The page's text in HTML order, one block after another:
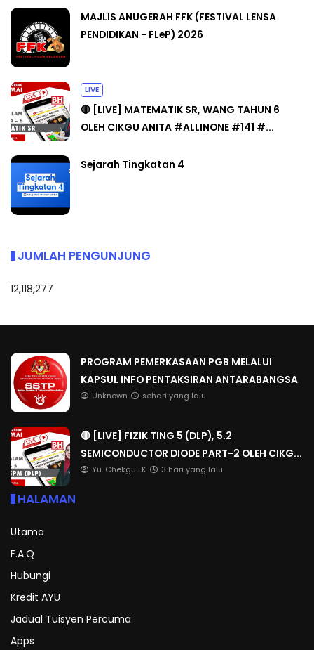
MAJLIS ANUGERAH FFK (FESTIVAL LENSA
PENDIDIKAN - FLeP) 2026
LIVE
🔴 [LIVE] MATEMATIK SR, WANG TAHUN 6
OLEH CIKGU ANITA #ALLINONE #141 #...
Sejarah Tingkatan 4
JUMLAH PENGUNJUNG
12,118,277
PROGRAM PEMERKASAAN PGB MELALUI
KAPSUL INFO PENTAKSIRAN ANTARABANGSA
Unknown sehari yang lalu
🔴 [LIVE] FIZIK TING 5 (DLP), 5.2
SEMICONDUCTOR DIODE PART-2 OLEH CIKG...
Yu. Chekgu LK 3 hari yang lalu
HALAMAN
Utama
F.A.Q
Hubungi
Kredit AYU
Jadual Tuisyen Percuma
Apps